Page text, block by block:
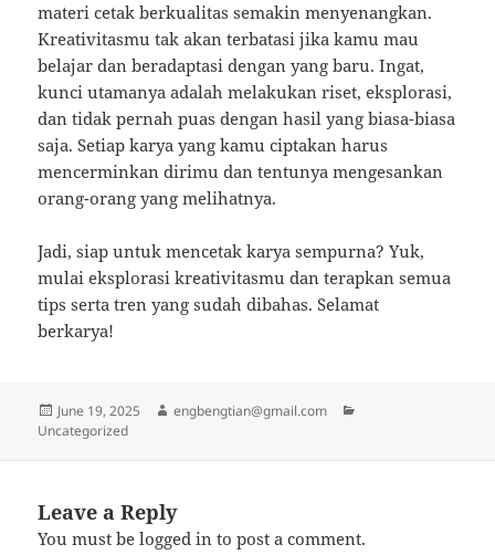
materi cetak berkualitas semakin menyenangkan.
Kreativitasmu tak akan terbatasi jika kamu mau
belajar dan beradaptasi dengan yang baru. Ingat,
kunci utamanya adalah melakukan riset, eksplorasi,
dan tidak pernah puas dengan hasil yang biasa-biasa
saja. Setiap karya yang kamu ciptakan harus
mencerminkan dirimu dan tentunya mengesankan
orang-orang yang melihatnya.
Jadi, siap untuk mencetak karya sempurna? Yuk,
mulai eksplorasi kreativitasmu dan terapkan semua
tips serta tren yang sudah dibahas. Selamat
berkarya!
Posted
on
June 19, 2025 Author
engbengtian@gmail.com
Uncategorized
Leave a Reply
You must belogged in to post a comment.